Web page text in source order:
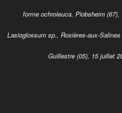
forme ochroleuca, Plobsheim (67),
Lasioglossum sp., Rosières-aux-
Guillestre (05), 15 juillet